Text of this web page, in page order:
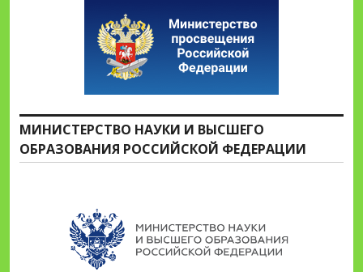
МИНИСТЕРСТВО НАУКИ И ВЫСШЕГО
ОБРАЗОВАНИЯ РОССИЙСКОЙ ФЕДЕРАЦИИ